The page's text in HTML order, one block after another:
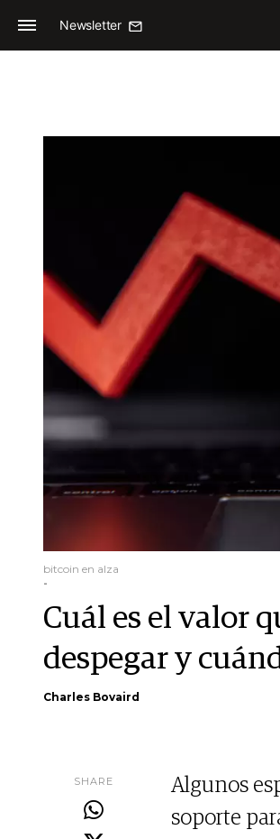
Newsletter
bitcoin en alza
-
Cuál es el valor
despegar y
Charles Bovaird
SHARE
Algunos
soporte